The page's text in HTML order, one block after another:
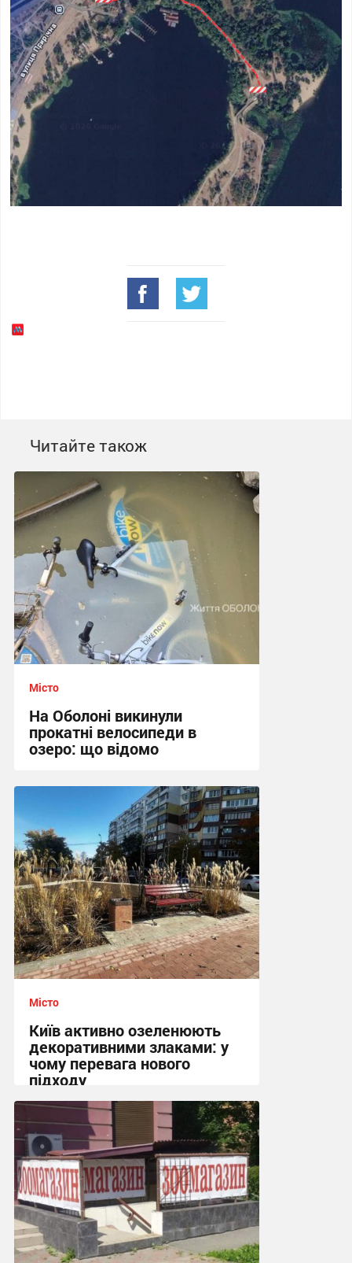
Читайте також
Місто
На Оболоні викинули
прокатні велосипеди в
озеро: що відомо
Місто
Київ активно озеленюють
декоративними злаками: у
чому перевага нового
підходу
12:06, 3.08.2026